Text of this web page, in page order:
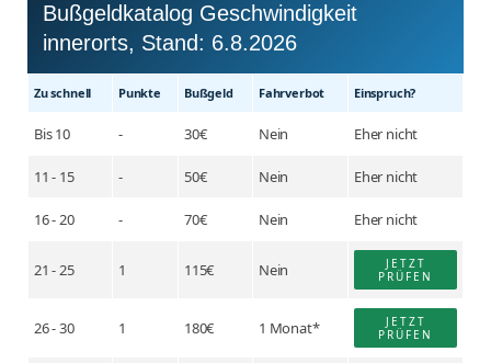
Bußgeldkatalog Geschwindigkeit
innerorts, Stand: 6.8.2026
Zu schnell Punkte Buß­geld Fahr­verbot Einspruch?
Bis 10 - 30€ Nein Eher nicht
11 - 15 - 50€ Nein Eher nicht
16 - 20 - 70€ Nein Eher nicht
21 - 25 1 115€ Nein
JETZT
PRÜFEN
26 - 30 1 180€ 1 Monat*
JETZT
PRÜFEN